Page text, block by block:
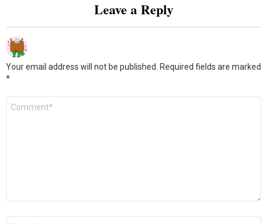
Leave a Reply
Your email address will not be published. Required fields are marked
*